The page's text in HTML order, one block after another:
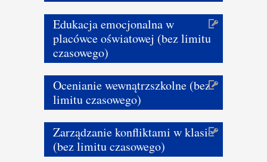
Edukacja emocjonalna w
placówce oświatowej (bez limitu
czasowego)
Ocenianie wewnątrzszkolne (bez
limitu czasowego)
Zarządzanie konfliktami w klasie
(bez limitu czasowego)